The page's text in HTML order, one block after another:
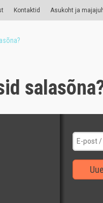
Kontaktid Asukoht ja